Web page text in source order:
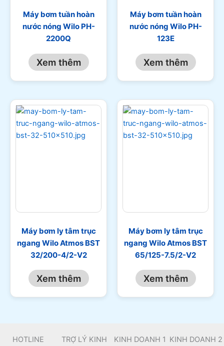
Máy bơm tuần hoàn
nước nóng Wilo PH-
2200Q
Xem thêm
Máy bơm tuần hoàn
nước nóng Wilo PH-
123E
Xem thêm
Máy bơm ly tâm trục
ngang Wilo Atmos BST
32/200-4/2-V2
Xem thêm
Máy bơm ly tâm trục
ngang Wilo Atmos BST
65/125-7.5/2-V2
Xem thêm
HOTLINE
TRỢ LÝ KINH
KINH DOANH 1 KINH DOANH 2